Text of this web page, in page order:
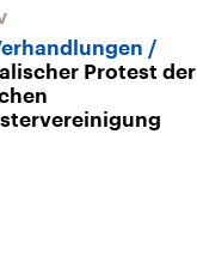
Protest der